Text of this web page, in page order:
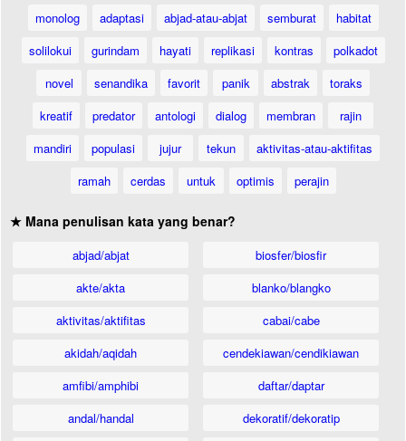
monolog
adaptasi abjad-atau-abjat semburat
habitat
solilokui
gurindam hayati replikasi kontras
polkadot
novel
senandika favorit panik abstrak
toraks
kreatif
predator antologi dialog membran
rajin
mandiri
populasi jujur tekun
aktivitas-atau-aktifitas
ramah
cerdas untuk optimis perajin
★ Mana penulisan kata yang benar?
abjad/abjat
akte/akta
aktivitas/aktifitas
akidah/aqidah
amfibi/amphibi
andal/handal
biosfer/biosfir
blanko/blangko
cabai/cabe
cendekiawan/cendikiawan
daftar/daptar
dekoratif/dekoratip